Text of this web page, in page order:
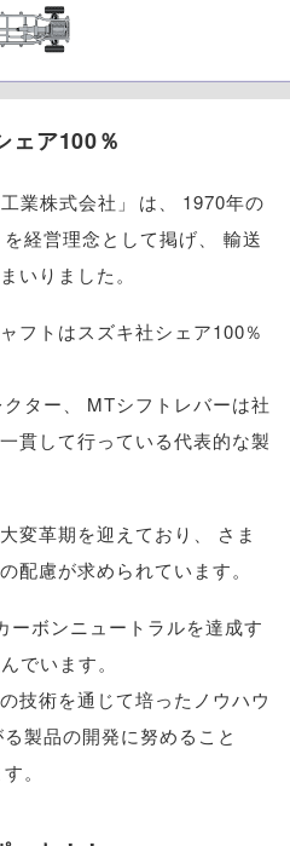
ェア100％
業株式会社 」 は
1970年の
を経営理念として掲げ
輸送
いりました 。
フトはスズキ社シェア100％
ター
MTシフトレバーは社
貫して行っている代表的な製
変革期を迎えており
さま
配慮が求められています。
ーボンニュートラルを達成す
でいます。
技術を通じて培ったノウハウ
製品の開発に努めること
。